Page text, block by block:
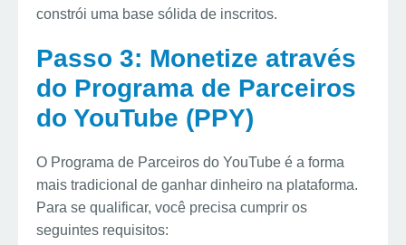
constrói uma base sólida de inscritos.
Passo 3: Monetize através
do Programa de Parceiros
do YouTube (PPY)
O Programa de Parceiros do YouTube é a forma
mais tradicional de ganhar dinheiro na plataforma.
Para se qualificar, você precisa cumprir os
seguintes requisitos: